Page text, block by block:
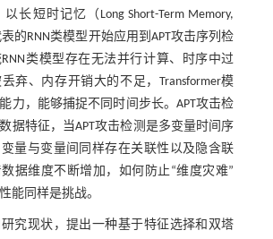
长短时记忆（Long Short-Term Memory,
表的RNN类模型开始应用到APT攻击序列检
类模型存在无法并行计算、时序中过
弃、内存开销大的不足，Transformer模
力，能够捕捉不同时间步长。APT攻击检
据特征，当APT攻击检测是多变量时间序
量与变量间同样存在关联性以及隐含联
据维度不断增加，如何防止“维度灾难”
能同样是挑战。
究现状，提出一种基于特征选择和双塔